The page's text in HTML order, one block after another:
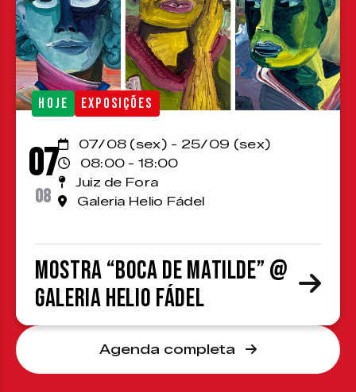
HOJE EXPOSIÇÕES
07
08
07/08 (sex) - 25/09 (sex)
08:00 - 18:00
Juiz de Fora
Galeria Helio Fádel
Mostra “Boca de Matilde” @
Galeria Helio Fádel
Agenda completa